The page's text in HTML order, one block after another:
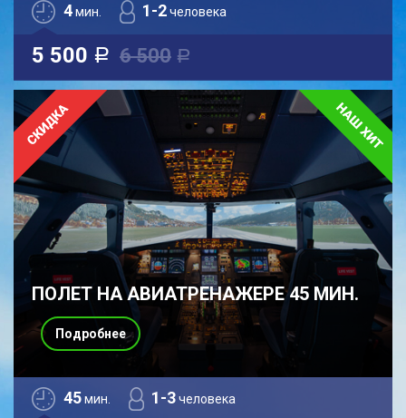
4мин. 1-2человека
5 500 a 6 500 a
ПОЛЕТ НА АВИАТРЕНАЖЕРЕ 45 МИН.
45мин. 1-3человека
Подробнее